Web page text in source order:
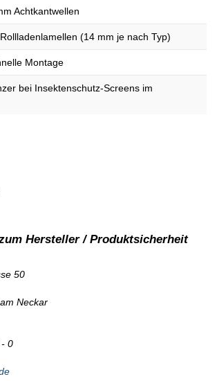
Achtkantwellen
(14 mm je nach Typ)
Montage
bei Insektenschutz-Screens im
50
Neckar
0